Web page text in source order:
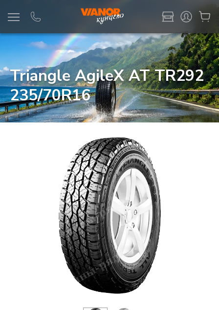
Triangle AgileX AT TR292
235/70R16
Информация Фото товара